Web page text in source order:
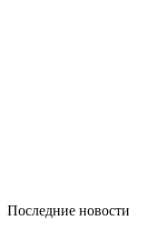
Последние новости